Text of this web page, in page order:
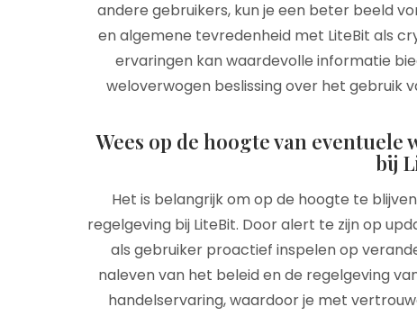
andere gebruikers, kun je een beter beeld
en algemene tevredenheid met LiteBit als
ervaringen kan waardevolle informatie
weloverwogen beslissing over het gebruik
Wees op de hoogte van
bij
Het is belangrijk om op de hoogte te
regelgeving bij LiteBit. Door alert te zijn op
als gebruiker proactief inspelen op
naleven van het beleid en de regelgeving
handelservaring, waardoor je met